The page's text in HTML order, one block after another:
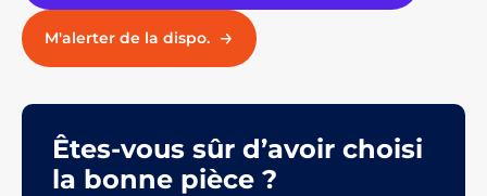
M'alerter de la dispo.
Êtes-vous sûr d’avoir choisi
la bonne pièce ?